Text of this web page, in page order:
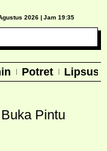
2026 | Jam 19:35
Potret Lipsus
Pintu